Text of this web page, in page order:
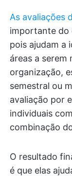
As avaliações
importante do
pois ajudam a
áreas a serem
organização,
semestral ou
avaliação por
individuais
combinação
O resultado
é que elas